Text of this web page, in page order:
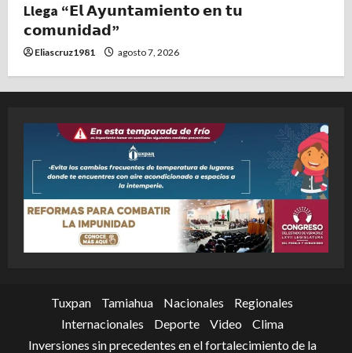
Llega “𝗘𝗹 𝗔𝘆𝘂𝗻𝘁𝗮𝗺𝗶𝗲𝗻𝘁𝗼 𝗲𝗻 𝘁𝘂
𝗰𝗼𝗺𝘂𝗻𝗶𝗱𝗮𝗱”
Eliascruz1981 agosto 7, 2026
Tuxpan Tamiahua Nacionales
Regionales
Internacionales
Deporte Video
Clima
Inversiones sin precedentes en el fortalecimiento de la